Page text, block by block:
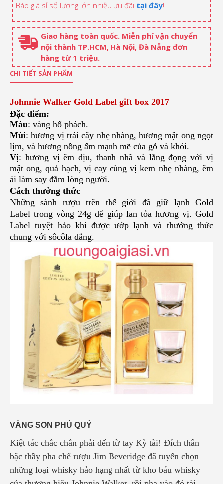
Báo giá sỉ số lượng lớn nhiều ưu đãi tại đây!
Giao hàng toàn quốc. Miễn phí vận chuyển
nội thành TP.HCM, Hà Nội, Đà Nẵng đơn
hàng từ 1 triệu.
CHI TIẾT SẢN PHẨM
Johnnie Walker Gold Label gift box 2017
Đặc điểm:
Màu: vàng hổ phách.
Mùi: hương vị trái cây nhẹ nhàng, hương mật ong ngọt
lịm, và hương nồng ấm mạnh mẽ của gỗ và khói.
Vị: hương vị êm dịu, thanh nhã và lắng đọng với vị
mật ong, quả hạch, vị cay cùng vị kem nhẹ nhàng, êm
ái làm say đắm lòng người.
Cách thưởng thức
Những sành rượu trên thế giới đã giữ lạnh Gold
Label trong vòng 24g để giúp lan tỏa hương vị. Gold
Label tuyệt hảo khi được ướp lạnh và thưởng thức
chung với sôcôla đắng.
VÀNG SON PHÚ QUÝ
Kiệt tác chắc chắn phải đến từ tay Kỳ tài! Đích thân
bậc thầy pha chế rượu Jim Beveridge đã tuyển chọn
những loại whisky hảo hạng nhất từ kho báu whisky